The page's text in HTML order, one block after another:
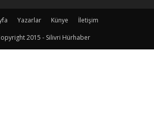
Yazarlar Künye
İletişim
2015 - Silivri Hürhaber